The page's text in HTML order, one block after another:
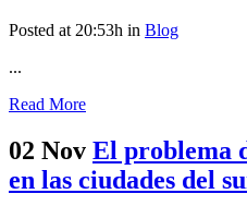
Posted at 20:53h in Blog
...
Read More
02 Nov El problema
en las ciudades del